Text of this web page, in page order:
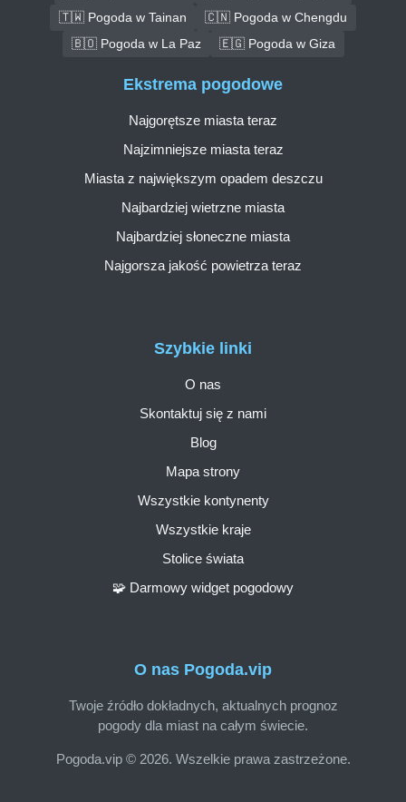
🇹🇼 Pogoda w Tainan
🇨🇳 Pogoda w Chengdu
🇧🇴 Pogoda w La Paz
🇪🇬 Pogoda w Giza
O nas Pogoda.vip
Twoje źródło dokładnych, aktualnych prognoz
pogody dla miast na całym świecie.
Pogoda.vip © 2026. Wszelkie prawa zastrzeżone.
Szybkie linki
O nas
Skontaktuj się z nami
Blog
Mapa strony
Wszystkie kontynenty
Wszystkie kraje
Stolice świata
🧩 Darmowy widget pogodowy
Ekstrema pogodowe
Najgorętsze miasta teraz
Najzimniejsze miasta teraz
Miasta z największym opadem deszczu
Najbardziej wietrzne miasta
Najbardziej słoneczne miasta
Najgorsza jakość powietrza teraz